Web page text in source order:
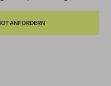
ANFORDERN